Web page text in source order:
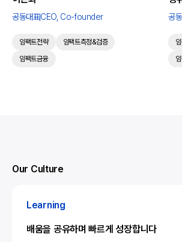
공동대표CEO, Co-founder
임팩트전략
임팩트측정&검증
임팩트금융
공
Our Culture
Learning
배움을 공유하며 빠르게 성장합니다